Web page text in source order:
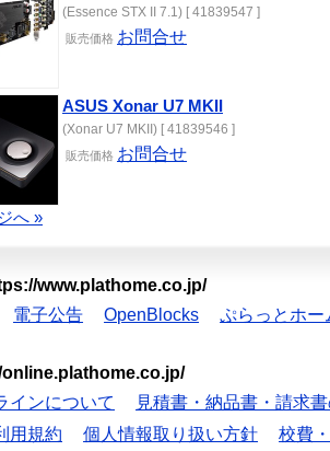
(Essence STX II 7.1) [ 41839547 ]
販売価格 お問合せ
ASUS Xonar U7 MKII
(Xonar U7 MKII) [ 41839546 ]
販売価格 お問合せ
へ »
www.plathome.co.jp/
電子公告 OpenBlocks ぷらっとホー
online.plathome.co.jp/
インについて 見積書・納品書・請求
用規約 個人情報取り扱い方針 校費